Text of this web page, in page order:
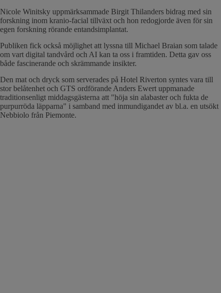
Nicole Winitsky uppmärksammade Birgit Thilanders bidrag med sin
forskning inom kranio-facial tillväxt och hon redogjorde även för sin
egen forskning rörande entandsimplantat.
Publiken fick också möjlighet att lyssna till Michael Braian som talade
om vart digital tandvård och AI kan ta oss i framtiden. Detta gav oss
både fascinerande och skrämmande insikter.
Den mat och dryck som serverades på Hotel Riverton syntes vara till
stor belåtenhet och GTS ordförande Anders Ewert uppmanade
traditionsenligt middagsgästerna att "höja sin alabaster och fukta de
purpurröda läpparna" i samband med inmundigandet av bl.a. en utsökt
Nebbiolo från Piemonte.